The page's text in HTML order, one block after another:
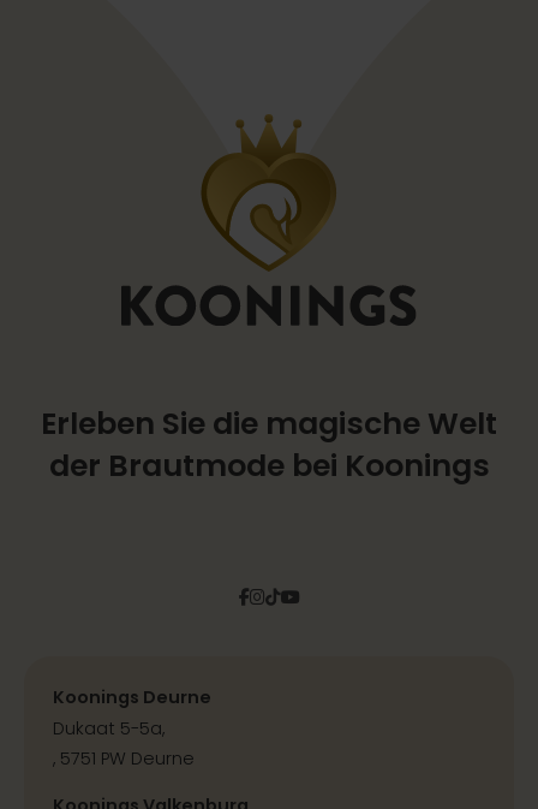
Erleben Sie die magische Welt
der Brautmode bei Koonings
Facebook
Instagram
TiktokPinterest
YouTube
Koonings Deurne
Dukaat 5-5a,
, 5751 PW Deurne